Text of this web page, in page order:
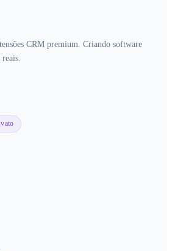
CRM premium. Criando software